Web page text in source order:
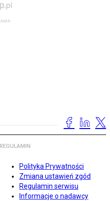
REGULAMIN
Polityka Prywatności
Zmiana ustawień zgód
Regulamin serwisu
Informacje o nadawcy